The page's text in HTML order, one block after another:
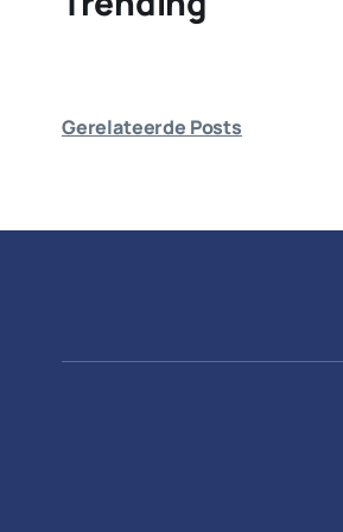
Gerelateerde Posts